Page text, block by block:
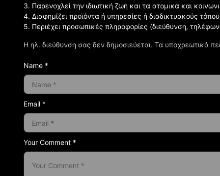
Η ηλ. διεύθυνση σας δεν δημοσιεύεται. Τα υποχρεωτικά
Your Comment *
3. Παρενοχλεί την ιδιωτική ζωή και τα ατομικά και
4. Διαφημίζει προϊόντα ή υπηρεσίες ή διαδικτυακούς
5. Περιέχει προσωπικές πληροφορίες (διεύθυνση,
Name *
Email *